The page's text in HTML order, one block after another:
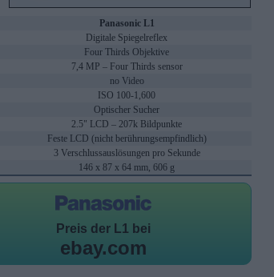
Panasonic L1
Digitale Spiegelreflex
Four Thirds Objektive
7,4 MP – Four Thirds sensor
no Video
ISO 100-1,600
Optischer Sucher
2.5" LCD – 207k Bildpunkte
Feste LCD (nicht berührungsempfindlich)
3 Verschlussauslösungen pro Sekunde
146 x 87 x 64 mm, 606 g
Preis der L1 bei
ebay.com